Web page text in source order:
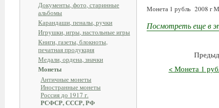
Документы, фото, старинные
альбомы
Карандаши, пеналы, ручки
Игрушки, игры, настольные игры
Книги, газеты, блокноты,
печатная продукция
Медали, ордена, значки
Монеты
Античные монеты
Иностранные монеты
Россия до 1917 г.
РСФСР, СССР, РФ
Монета 1 рубль 2008 г
Посмотреть еще в
< Монета 1